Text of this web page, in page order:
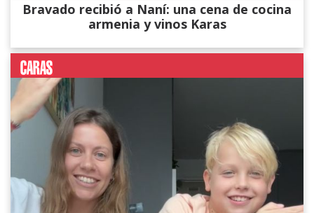
Bravado recibió a Naní: una cena de cocina
armenia y vinos Karas